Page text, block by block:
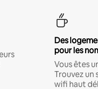
Des
pour les
Vous êtes
Trouvez un
wifi haut